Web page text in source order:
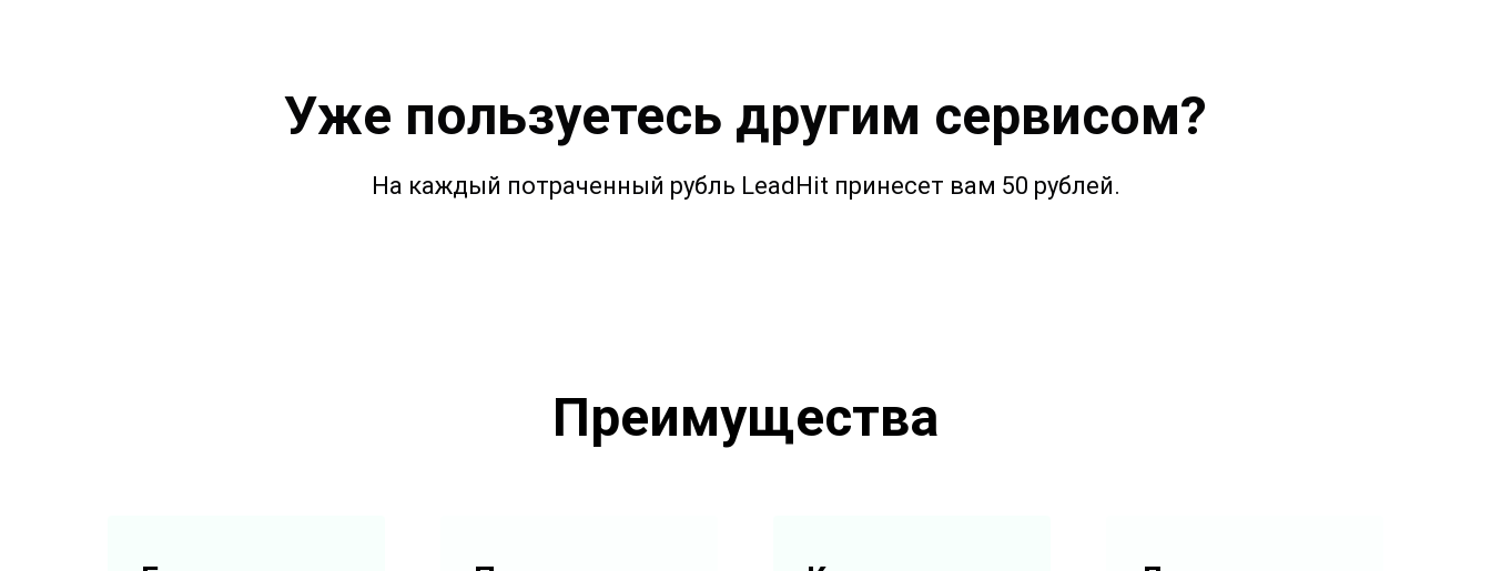
Уже пользуетесь другим сервисом?
На каждый потраченный рубль LeadHit принесет вам 50 рублей.
Преимущества